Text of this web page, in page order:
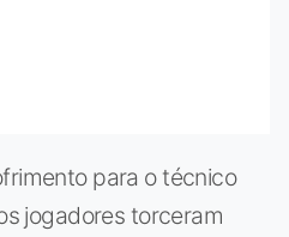
para o técnico
jogadores torceram